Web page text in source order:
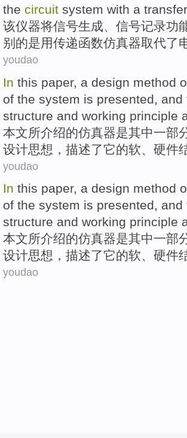
the circuit system with a transfer
该仪器将信号生成、信号记录功
别的是用传递函数仿真器取代了
youdao
In this paper, a design method
of the system is presented,
structure and working principle
本文所介绍的仿真器是其中一部
设计思想，描述了它的软 硬件
youdao
In this paper, a design method
of the system is presented,
structure and working principle
本文所介绍的仿真器是其中一部
设计思想，描述了它的软、 硬件
youdao